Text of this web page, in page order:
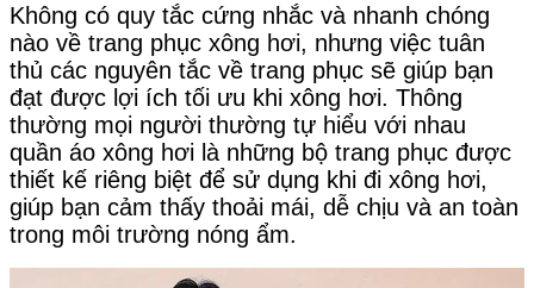
Không có quy tắc cứng nhắc và nhanh chóng
nào về trang phục xông hơi, nhưng việc tuân
thủ các nguyên tắc về trang phục sẽ giúp bạn
đạt được lợi ích tối ưu khi xông hơi. Thông
thường mọi người thường tự hiểu với nhau
quần áo xông hơi là những bộ trang phục được
thiết kế riêng biệt để sử dụng khi đi xông hơi,
giúp bạn cảm thấy thoải mái, dễ chịu và an toàn
trong môi trường nóng ẩm.